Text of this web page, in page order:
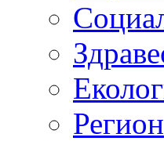
Регион